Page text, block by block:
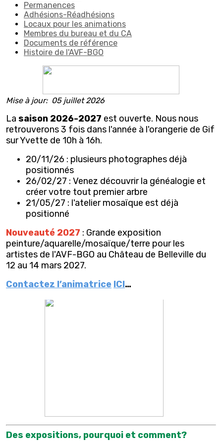
Permanences
Adhésions-Réadhésions
Locaux pour les animations
Membres du bureau et du CA
Documents de référence
Histoire de l'AVF-BGO
Mise à jour: 05 juillet 2026
La saison 2026-2027 est ouverte. Nous nous
retrouverons 3 fois dans l'année à l'orangerie de Gif
sur Yvette de 10h à 16h.
20/11/26 : plusieurs photographes déjà
positionnés
26/02/27 : Venez découvrir la généalogie et
créer votre tout premier arbre
21/05/27 : l'atelier mosaïque est déjà
positionné
Nouveauté 2027 : Grande exposition
peinture/aquarelle/mosaïque/terre pour les
artistes de l'AVF-BGO au Château de Belleville du
12 au 14 mars 2027.
Contactez l’animatrice ICI…
Des expositions, pourquoi et comment?